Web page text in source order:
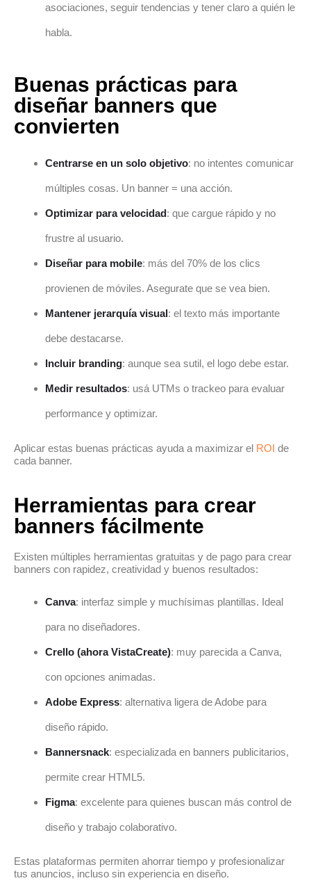
asociaciones, seguir tendencias y tener claro a quién le
habla.
Buenas prácticas para
diseñar banners que
convierten
Centrarse en un solo objetivo: no intentes comunicar
múltiples cosas. Un banner = una acción.
Optimizar para velocidad: que cargue rápido y no
frustre al usuario.
Diseñar para mobile: más del 70% de los clics
provienen de móviles. Asegurate que se vea bien.
Mantener jerarquía visual: el texto más importante
debe destacarse.
Incluir branding: aunque sea sutil, el logo debe estar.
Medir resultados: usá UTMs o trackeo para evaluar
performance y optimizar.
Aplicar estas buenas prácticas ayuda a maximizar el ROI de
cada banner.
Herramientas para crear
banners fácilmente
Existen múltiples herramientas gratuitas y de pago para crear
banners con rapidez, creatividad y buenos resultados:
Canva: interfaz simple y muchísimas plantillas. Ideal
para no diseñadores.
Crello (ahora VistaCreate): muy parecida a Canva,
con opciones animadas.
Adobe Express: alternativa ligera de Adobe para
diseño rápido.
Bannersnack: especializada en banners publicitarios,
permite crear HTML5.
Figma: excelente para quienes buscan más control de
diseño y trabajo colaborativo.
Estas plataformas permiten ahorrar tiempo y profesionalizar
tus anuncios, incluso sin experiencia en diseño.